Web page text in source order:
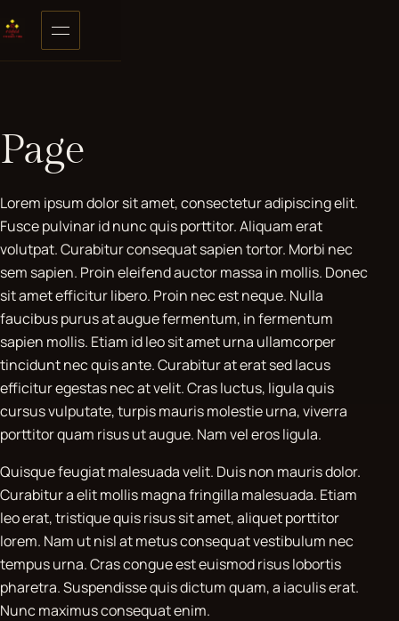
Skip to content
Open menu
Page
Lorem ipsum dolor sit amet, consectetur adipiscing elit.
Fusce pulvinar id nunc quis porttitor. Aliquam erat
volutpat. Curabitur consequat sapien tortor. Morbi nec
sem sapien. Proin eleifend auctor massa in mollis. Donec
sit amet efficitur libero. Proin nec est neque. Nulla
faucibus purus at augue fermentum, in fermentum
sapien mollis. Etiam id leo sit amet urna ullamcorper
tincidunt nec quis ante. Curabitur at erat sed lacus
efficitur egestas nec at velit. Cras luctus, ligula quis
cursus vulputate, turpis mauris molestie urna, viverra
porttitor quam risus ut augue. Nam vel eros ligula.
Quisque feugiat malesuada velit. Duis non mauris dolor.
Curabitur a elit mollis magna fringilla malesuada. Etiam
leo erat, tristique quis risus sit amet, aliquet porttitor
lorem. Nam ut nisl at metus consequat vestibulum nec
tempus urna. Cras congue est euismod risus lobortis
pharetra. Suspendisse quis dictum quam, a iaculis erat.
Nunc maximus consequat enim.